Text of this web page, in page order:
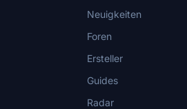
Neuigkeiten
Foren
Ersteller
Guides
Radar